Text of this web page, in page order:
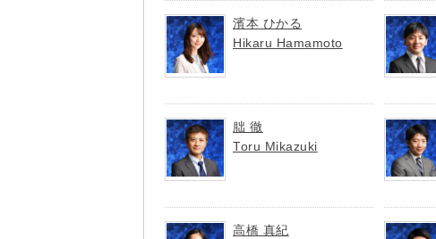
濱本 ひかる
Hikaru Hamamoto
朏 徹
Toru Mikazuki
高橋 真紀